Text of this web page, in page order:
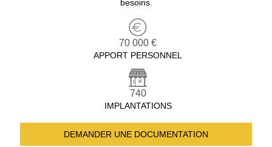
besoins.
70 000 €
APPORT PERSONNEL
740
IMPLANTATIONS
DEMANDER UNE DOCUMENTATION